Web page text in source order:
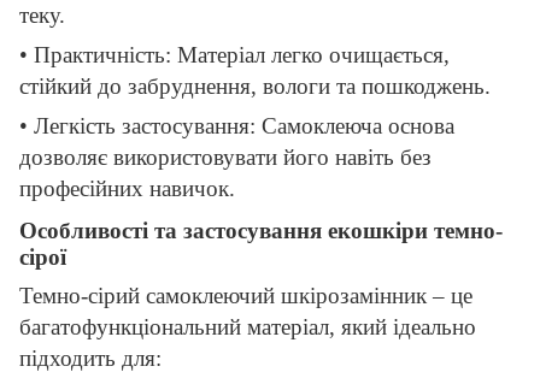
теку.
• Практичність: Матеріал легко очищається,
стійкий до забруднення, вологи та пошкоджень.
• Легкість застосування: Самоклеюча основа
дозволяє використовувати його навіть без
професійних навичок.
Особливості та застосування екошкіри темно-
сірої
Темно-сірий самоклеючий шкірозамінник – це
багатофункціональний матеріал, який ідеально
підходить для: